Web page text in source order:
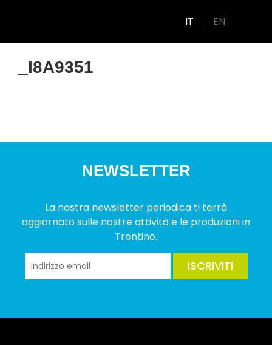
IT EN
_I8A9351
NEWSLETTER
La nostra newsletter periodica ti terrà
aggiornato sulle nostre attività e le produzioni in
Trentino.
ISCRIVITI